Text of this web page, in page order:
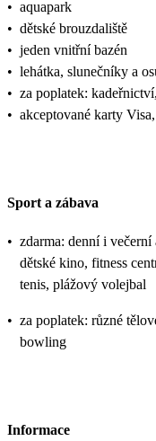
• aquapark
• dětské brouzdaliště
• jeden vnitřní bazén
• lehátka, slunečníky a
• za poplatek:
• akceptované karty
Sport a zábava
• zdarma: denní i
dětské kino, fitness
tenis, plážový volejbal
• za poplatek: různé
bowling
Informace